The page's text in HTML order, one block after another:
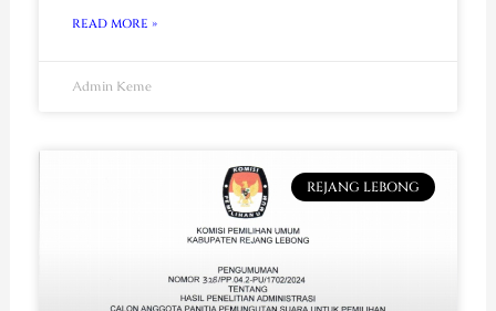
READ MORE »
Admin Keme
REJANG LEBONG